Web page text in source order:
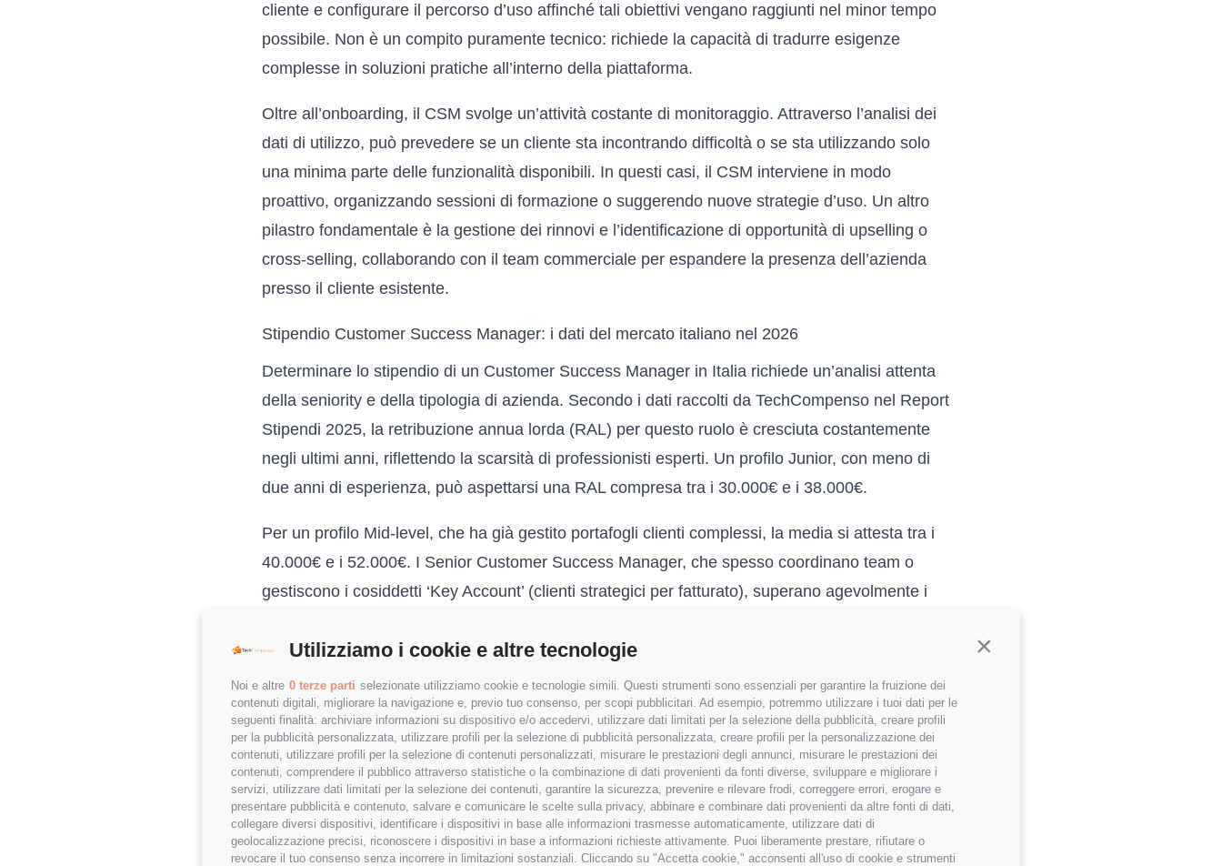
Continua senza accettare
Utilizziamo i cookie e altre tecnologie
Noi e altre 0 terze parti selezionate utilizziamo cookie e tecnologie simili. Questi strumenti sono essenziali per garantire la fruizione dei
contenuti digitali, migliorare la navigazione e, previo tuo consenso, per scopi pubblicitari. Ad esempio, potremmo utilizzare i tuoi dati per le
seguenti finalità: archiviare informazioni su dispositivo e/o accedervi, utilizzare dati limitati per la selezione della pubblicità, creare profili
per la pubblicità personalizzata, utilizzare profili per la selezione di pubblicità personalizzata, creare profili per la personalizzazione dei
contenuti, utilizzare profili per la selezione di contenuti personalizzati, misurare le prestazioni degli annunci, misurare le prestazioni dei
contenuti, comprendere il pubblico attraverso statistiche o la combinazione di dati provenienti da fonti diverse, sviluppare e migliorare i
servizi, utilizzare dati limitati per la selezione dei contenuti, garantire la sicurezza, prevenire e rilevare frodi, correggere errori, erogare e
presentare pubblicità e contenuto, salvare e comunicare le scelte sulla privacy, abbinare e combinare dati provenienti da altre fonti di dati,
collegare diversi dispositivi, identificare i dispositivi in base alle informazioni trasmesse automaticamente, utilizzare dati di
geolocalizzazione precisi, riconoscere i dispositivi in base a informazioni richieste attivamente. Puoi liberamente prestare, rifiutare o
revocare il tuo consenso senza incorrere in limitazioni sostanziali. Cliccando su "Accetta cookie," acconsenti all'uso di cookie e strumenti
cliente e configurare il percorso d’uso affinché tali obiettivi vengano raggiunti nel minor tempo
possibile. Non è un compito puramente tecnico: richiede la capacità di tradurre esigenze
complesse in soluzioni pratiche all’interno della piattaforma.
Oltre all’onboarding, il CSM svolge un’attività costante di monitoraggio. Attraverso l’analisi dei
dati di utilizzo, può prevedere se un cliente sta incontrando difficoltà o se sta utilizzando solo
una minima parte delle funzionalità disponibili. In questi casi, il CSM interviene in modo
proattivo, organizzando sessioni di formazione o suggerendo nuove strategie d’uso. Un altro
pilastro fondamentale è la gestione dei rinnovi e l’identificazione di opportunità di upselling o
cross-selling, collaborando con il team commerciale per espandere la presenza dell’azienda
presso il cliente esistente.
Stipendio Customer Success Manager: i dati del mercato italiano nel 2026
Determinare lo stipendio di un Customer Success Manager in Italia richiede un’analisi attenta
della seniority e della tipologia di azienda. Secondo i dati raccolti da TechCompenso nel Report
Stipendi 2025, la retribuzione annua lorda (RAL) per questo ruolo è cresciuta costantemente
negli ultimi anni, riflettendo la scarsità di professionisti esperti. Un profilo Junior, con meno di
due anni di esperienza, può aspettarsi una RAL compresa tra i 30.000€ e i 38.000€.
Per un profilo Mid-level, che ha già gestito portafogli clienti complessi, la media si attesta tra i
40.000€ e i 52.000€. I Senior Customer Success Manager, che spesso coordinano team o
gestiscono i cosiddetti ‘Key Account’ (clienti strategici per fatturato), superano agevolmente i
Italia. È importante notare che, a differenza di altri ruoli tecnici, la componente variabile (bonus o
MBO legati ai tassi di rinnovo e alla soddisfazione del cliente) può incidere pesantemente sulla
retribuzione totale, pesando spesso tra il 10% e il 20% della RAL base.
Il profilo demografico e contrattuale nel tech italiano
Analizzando i dati interni di TechCompenso relativi all’ultimo biennio, emergono dinamiche
interessanti sulla composizione della forza lavoro tech in Italia, che si riflettono anche nell’ambito
del Customer Success. Nonostante sia un ruolo che richiede forti doti comunicative ed